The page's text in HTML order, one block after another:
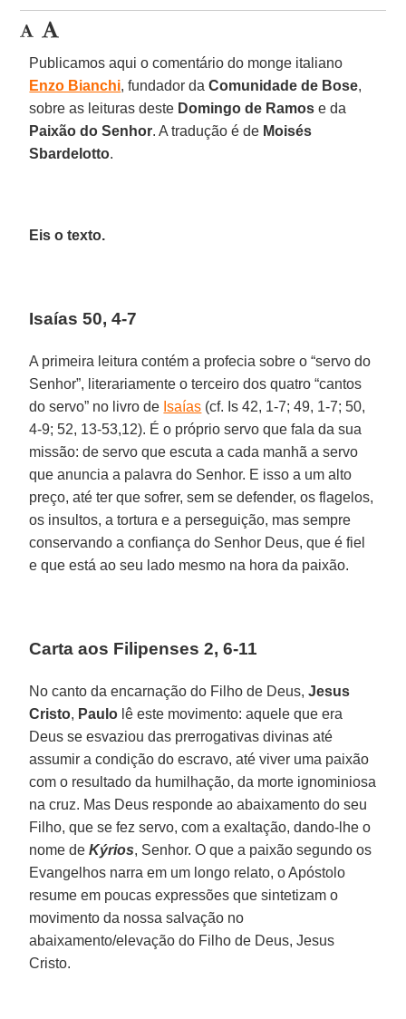
Publicamos aqui o comentário do monge italiano
Enzo Bianchi, fundador daComunidade de Bose,
sobre as leituras deste Domingo de Ramos e da
Paixão do Senhor. A tradução é de Moisés
Sbardelotto.
Eis o texto.
Isaías 50, 4-7
A primeira leitura contém a profecia sobre o “servo do
Senhor”, literariamente o terceiro dos quatro “cantos
do servo” no livro de Isaías (cf. Is 42, 1-7; 49, 1-7; 50,
4-9; 52, 13-53,12). É o próprio servo que fala da sua
missão: de servo que escuta a cada manhã a servo
que anuncia a palavra do Senhor. E isso a um alto
preço, até ter que sofrer, sem se defender, os flagelos,
os insultos, a tortura e a perseguição, mas sempre
conservando a confiança do Senhor Deus, que é fiel
e que está ao seu lado mesmo na hora da paixão.
Carta aos Filipenses 2, 6-11
No canto da encarnação do Filho de Deus,Jesus
Cristo, Paulo lê este movimento: aquele que era
Deus se esvaziou das prerrogativas divinas até
assumir a condição do escravo, até viver uma paixão
com o resultado da humilhação, da morte ignominiosa
na cruz. Mas Deus responde ao abaixamento do seu
Filho, que se fez servo, com a exaltação, dando-lhe o
nome deKýrios, Senhor. O que a paixão segundo os
Evangelhos narra em um longo relato, o Apóstolo
resume em poucas expressões que sintetizam o
movimento da nossa salvação no
abaixamento/elevação do Filho de Deus, Jesus
Cristo.